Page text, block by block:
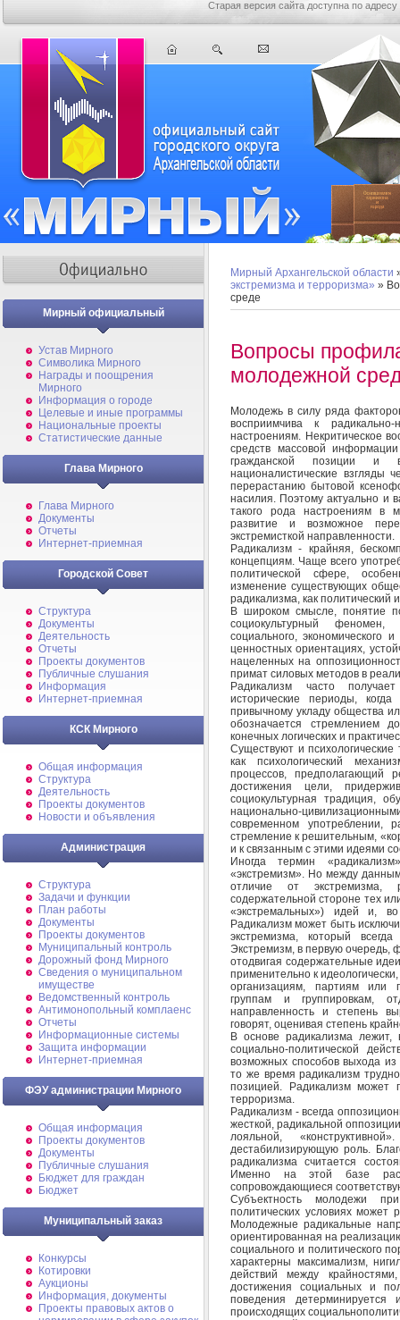
Старая версия сайта доступна по адресу
Мирный официальный
Устав Мирного
Символика Мирного
Награды и поощрения
Мирного
Информация о городе
Целевые и иные программы
Национальные проекты
Статистические данные
Глава Мирного
Глава Мирного
Документы
Отчеты
Интернет-приемная
Городской Совет
Структура
Документы
Деятельность
Отчеты
Проекты документов
Публичные слушания
Информация
Интернет-приемная
КСК Мирного
Общая информация
Структура
Деятельность
Проекты документов
Новости и объявления
Администрация
Структура
Задачи и функции
План работы
Документы
Проекты документов
Муниципальный контроль
Дорожный фонд Мирного
Cведения о муниципальном
имуществе
Ведомственный контроль
Антимонопольный комплаенс
Отчеты
Информационные системы
Защита информации
Интернет-приемная
ФЭУ администрации Мирного
Общая информация
Проекты документов
Документы
Публичные слушания
Бюджет для граждан
Бюджет
Муниципальный заказ
Конкурсы
Котировки
Аукционы
Информация, документы
Проекты правовых актов о
Мирный Архангельской области
экстремизма и терроризма» »
среде
Вопросы
молодежной
Молодежь в силу ряда
восприимчива к
настроениям. Некритическое
средств массовой информации
гражданской позиции и
националистические взгляды
перерастанию бытовой
насилия. Поэтому актуально и
такого рода настроениям в
развитие и возможное
экстремисткой направленности.
Радикализм - крайняя,
концепциям. Чаще всего
политической сфере,
изменение существующих
радикализма, как политический
В широком смысле, понятие
социокультурный феномен,
социального, экономического
ценностных ориентациях,
нацеленных на
примат силовых методов в
Радикализм часто
исторические периоды,
привычному укладу общества
обозначается стремлением
конечных логических и
Существуют и психологические
как психологический
процессов, предполагающий
достижения цели,
социокультурная традиция,
национально-
современном употреблении,
стремление к решительным,
и к связанным с этими идеями
Иногда термин
«экстремизм». Но между
отличие от экстремизма,
содержательной стороне тех
«экстремальных») идей и,
Радикализм может быть
экстремизма, который
Экстремизм, в первую очередь,
отодвигая содержательные
применительно к
организациям, партиям или
группам и группировкам,
направленность и степень
говорят, оценивая степень
В основе радикализма лежит,
социально-политической
возможных способов выхода из
то же время радикализм
позицией. Радикализм может
терроризма.
Радикализм - всегда
жесткой, радикальной
лояльной,
дестабилизирующую роль.
радикализма считается
Именно на этой базе
сопровождающиеся
Субъектность молодежи при
политических условиях может
Молодежные радикальные
ориентированная на
социального и политического
характерны максимализм,
действий между
достижения социальных и
поведения детерминируется
происходящих